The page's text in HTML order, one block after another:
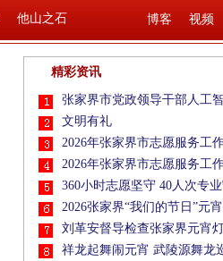
他山之石 博客 视频
精彩资讯
张家界市党政领导干部人工
文明有礼
2026年张家界市志愿服务工
2026年张家界市志愿服务工
360小时志愿坚守 40人次专
2026张家界“我们的节日”元
刘革安督导检查张家界元宵
祥龙起舞闹元宵 武陵源舞龙